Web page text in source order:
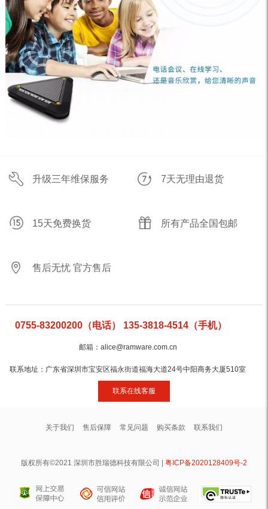
升级三年维保服务 7天无理由退货
15天免费换货 所有产品全国包邮
售后无忧 官方售后
0755-83200200（电话） 135-3818-4514（手机）
邮箱：alice@ramware.com.cn
联系地址：广东省深圳市宝安区福永街道福海大道24号中阳商务大厦510室
联系在线客服
关于我们 售后保障 常见问题 购买条款 联系我们
版权所有©2021 深圳市胜瑞德科技有限公司 | 粤ICP备2020128409号-2